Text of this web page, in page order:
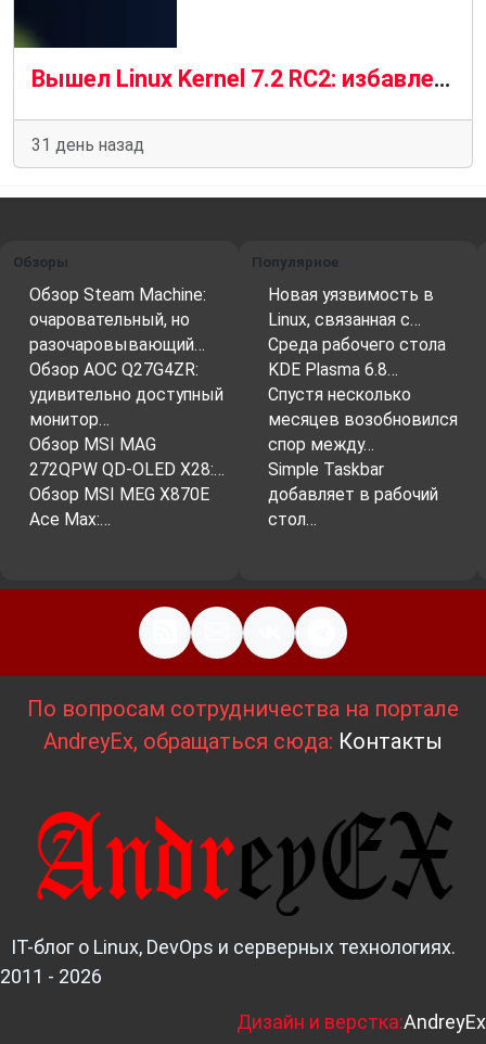
Вышел Linux Kernel 7.2 RC2: избавление от «монструозных заголовков»
31 день назад
Обзоры
Обзор Steam Machine:
очаровательный, но
разочаровывающий…
Обзор AOC Q27G4ZR:
удивительно доступный
монитор…
Обзор MSI MAG
272QPW QD-OLED X28:…
Обзор MSI MEG X870E
Ace Max:…
Популярное
Новая уязвимость в
Linux, связанная с…
Среда рабочего стола
KDE Plasma 6.8…
Спустя несколько
месяцев возобновился
спор между…
Simple Taskbar
добавляет в рабочий
стол…
По вопросам сотрудничества на портале
AndreyEx, обращаться сюда: Контакты
IT-блог о Linux, DevOps и серверных технологиях.
2011 - 2026
Дизайн и верстка:AndreyEx